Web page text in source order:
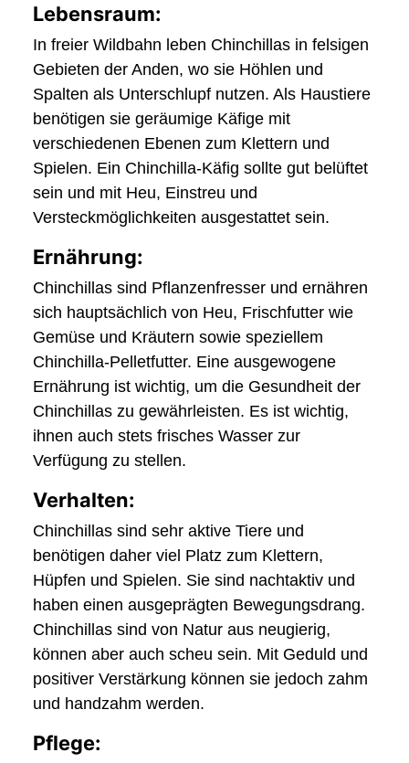
Lebensraum:
In freier Wildbahn leben Chinchillas in felsigen
Gebieten der Anden, wo sie Höhlen und
Spalten als Unterschlupf nutzen. Als Haustiere
benötigen sie geräumige Käfige mit
verschiedenen Ebenen zum Klettern und
Spielen. Ein Chinchilla-Käfig sollte gut belüftet
sein und mit Heu, Einstreu und
Versteckmöglichkeiten ausgestattet sein.
Ernährung:
Chinchillas sind Pflanzenfresser und ernähren
sich hauptsächlich von Heu, Frischfutter wie
Gemüse und Kräutern sowie speziellem
Chinchilla-Pelletfutter. Eine ausgewogene
Ernährung ist wichtig, um die Gesundheit der
Chinchillas zu gewährleisten. Es ist wichtig,
ihnen auch stets frisches Wasser zur
Verfügung zu stellen.
Verhalten:
Chinchillas sind sehr aktive Tiere und
benötigen daher viel Platz zum Klettern,
Hüpfen und Spielen. Sie sind nachtaktiv und
haben einen ausgeprägten Bewegungsdrang.
Chinchillas sind von Natur aus neugierig,
können aber auch scheu sein. Mit Geduld und
positiver Verstärkung können sie jedoch zahm
und handzahm werden.
Pflege: